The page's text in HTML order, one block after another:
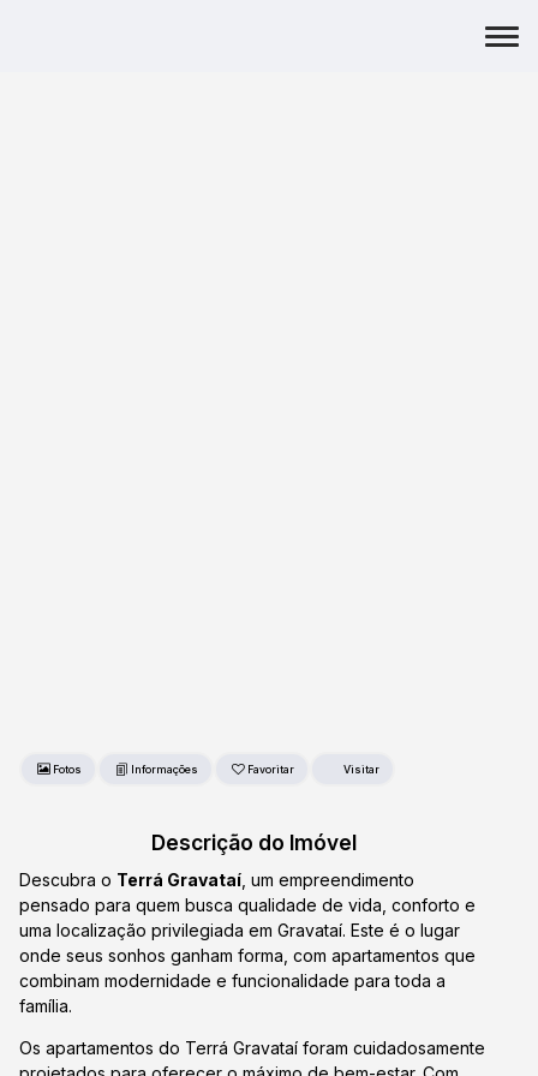
Fotos Favoritar
Descrição do Imóvel
Descubra o Terrá Gravataí , um empreendimento
pensado para quem busca qualidade de vida, conforto e
uma localização privilegiada em Gravataí. Este é o lugar
onde seus sonhos ganham forma, com apartamentos que
combinam modernidade e funcionalidade para toda a
família.
Os apartamentos do Terrá Gravataí foram cuidadosamente